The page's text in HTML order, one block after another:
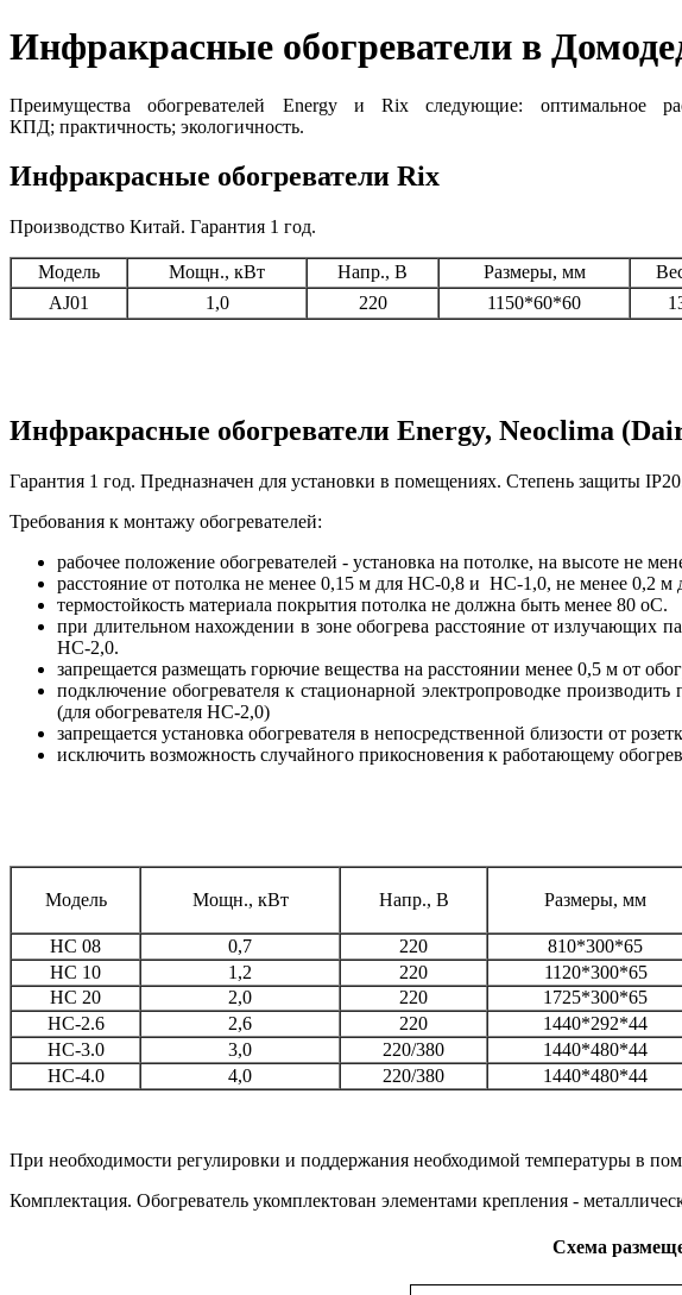
Инфракрасные обогреватели в
Преимущества обогревателей Energy и Rix следующие: оптимальное
КПД; практичность; экологичность.
Инфракрасные обогреватели Rix
Производство Китай. Гарантия 1 год.
Модель Мощн., кВт Напр., В Размеры, мм
AJ01
1,0 220 1150*60*60
Инфракрасные обогреватели Energy, Neoclima
Гарантия 1 год. Предназначен для установки в помещениях. Степень защиты
Требования к монтажу обогревателей:
рабочее положение обогревателей - установка на потолке, на высоте не
расстояние от потолка не менее 0,15 м для НС-0,8 и НС-1,0, не менее 0,2 м
термостойкость материала покрытия потолка не должна быть менее 80 оС.
при длительном нахождении в зоне обогрева расстояние от
НС-2,0.
запрещается размещать горючие вещества на расстоянии менее 0,5 м от
подключение обогревателя к стационарной электропроводке
(для обогревателя НС-2,0)
запрещается установка обогревателя в непосредственной близости от
исключить возможность случайного прикосновения к работающему
Модель Мощн., кВт Напр., В Размеры, мм
НС 08 0,7 220 810*300*65
НС 10
1,2 220 1120*300*65
НС 20
2,0 220 1725*300*65
НС-2.6
2,6 220 1440*292*44
НС-3.0
3,0 220/380 1440*480*44
НС-4.0
4,0 220/380 1440*480*44
При необходимости регулировки и поддержания необходимой температуры в
Комплектация. Обогреватель укомплектован элементами крепления -
Схема